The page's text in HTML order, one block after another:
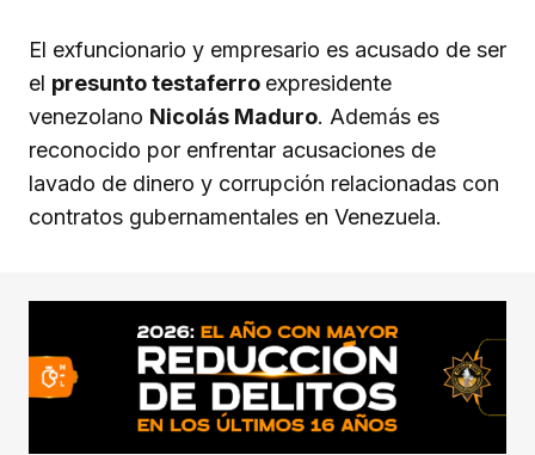
El exfuncionario y empresario es acusado de ser
el presunto testaferro expresidente
venezolano Nicolás Maduro. Además es
reconocido por enfrentar acusaciones de
lavado de dinero y corrupción relacionadas con
contratos gubernamentales en Venezuela.